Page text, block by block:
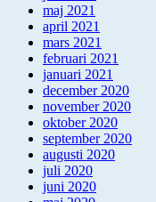
maj 2021
april 2021
mars 2021
februari 2021
januari 2021
december 2020
november 2020
oktober 2020
september 2020
augusti 2020
juli 2020
juni 2020